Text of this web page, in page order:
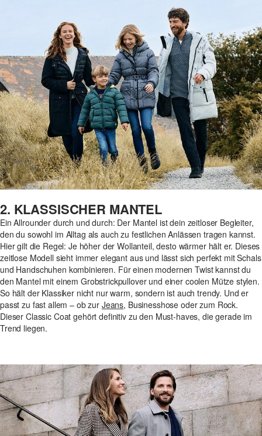
2. KLASSISCHER MANTEL
Ein Allrounder durch und durch: Der Mantel ist dein zeitloser Begleiter,
den du sowohl im Alltag als auch zu festlichen Anlässen tragen kannst.
Hier gilt die Regel: Je höher der Wollanteil, desto wärmer hält er. Dieses
zeitlose Modell sieht immer elegant aus und lässt sich perfekt mit Schals
und Handschuhen kombinieren. Für einen modernen Twist kannst du
den Mantel mit einem Grobstrickpullover und einer coolen Mütze stylen.
So hält der Klassiker nicht nur warm, sondern ist auch trendy. Und er
passt zu fast allem – ob zur Jeans, Businesshose oder zum Rock.
Dieser Classic Coat gehört definitiv zu den Must-haves, die gerade im
Trend liegen.